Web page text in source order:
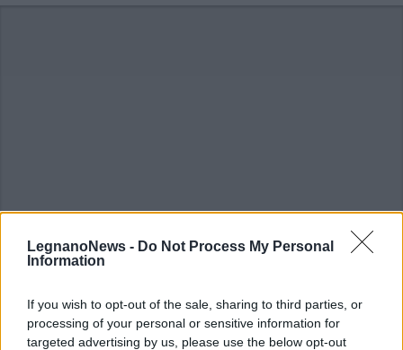
LegnanoNews - Do Not Process My Personal
Information
If you wish to opt-out of the sale, sharing to third parties, or
processing of your personal or sensitive information for
targeted advertising by us, please use the below opt-out